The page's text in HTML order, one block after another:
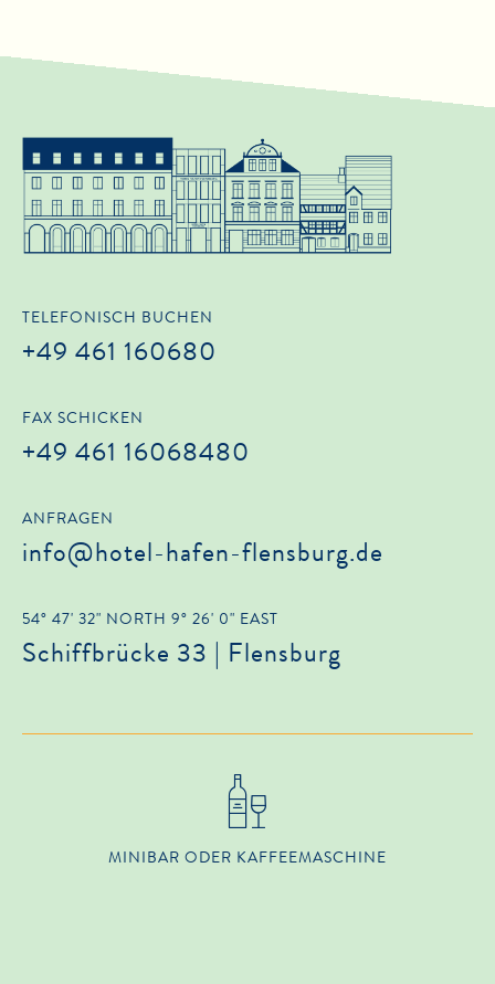
TELEFONISCH BUCHEN
+49 461 160680
FAX SCHICKEN
+49 461 16068480
ANFRAGEN
info@hotel-hafen-flensburg.de
54° 47' 32" NORTH 9° 26' 0" EAST
Schiffbrücke 33 | Flensburg
MINIBAR ODER KAFFEEMASCHINE